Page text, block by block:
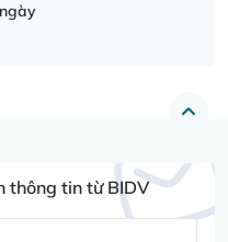
thông tin từ BIDV